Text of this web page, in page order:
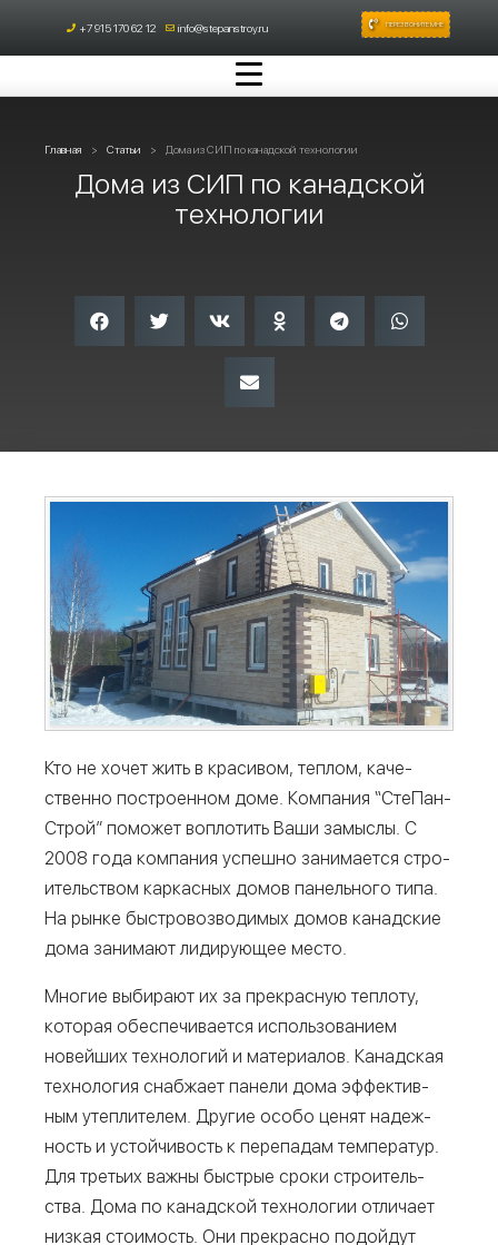
+7 915 170 62 12 info@stepanstroy.ru ПЕРЕЗВОНИТЕ МНЕ
Главная Статьи Дома из СИП по канадской технологии
Дома из СИП по канадской
технологии
Кто не хочет жить в кра­си­вом, теп­лом, каче­
ствен­но постро­ен­ном доме. Ком­па­ния “Сте­Пан­
Строй” помо­жет вопло­тить Ваши замыс­лы. С
2008 года ком­па­ния успеш­но зани­ма­ет­ся стро­
и­тель­ством кар­кас­ных домов панель­но­го типа.
На рын­ке быст­ро­воз­во­ди­мых домов канад­ские
дома зани­ма­ют лиди­ру­ю­щее место.
Мно­гие выби­ра­ют их за пре­крас­ную теп­ло­ту,
кото­рая обес­пе­чи­ва­ет­ся исполь­зо­ва­ни­ем
новей­ших тех­но­ло­гий и мате­ри­а­лов. Канад­ская
тех­но­ло­гия снаб­жа­ет пане­ли дома эффек­тив­
ным утеп­ли­те­лем. Дру­гие осо­бо ценят надеж­
ность и устой­чи­вость к пере­па­дам тем­пе­ра­тур.
Для тре­тьих важ­ны быст­рые сро­ки стро­и­тель­
ства. Дома по канад­ской тех­но­ло­гии отли­ча­ет
низ­кая сто­и­мость. Они пре­крас­но подой­дут